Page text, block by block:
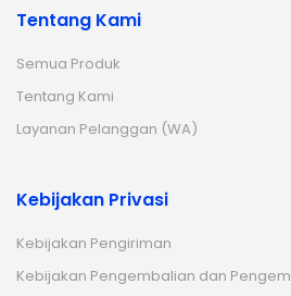
Tentang Kami
Semua Produk
Tentang Kami
Layanan Pelanggan (WA)
Kebijakan Privasi
Kebijakan Pengiriman
Kebijakan Pengembalian dan